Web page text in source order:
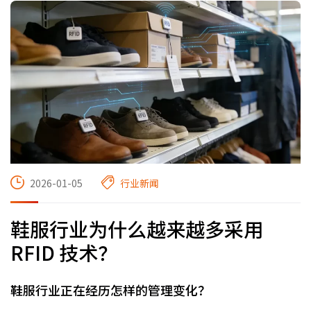
2026-01-05 行业新闻
鞋服行业为什么越来越多采用
RFID 技术？
鞋服行业正在经历怎样的管理变化？